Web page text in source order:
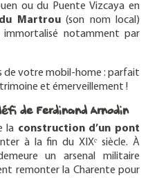
ou du Puente Vizcaya en
Martrou(son nom local)
notamment par
de votre mobil-home : parfait
et émerveillement !
de Ferdinand Arnodin
la construction d’un pont
à la fin du XIXᵉ siècle. À
un arsenal militaire
remonter la Charente pour